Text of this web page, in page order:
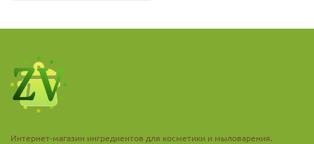
Интернет-магазин ингредиентов для косметики и мыловарения.